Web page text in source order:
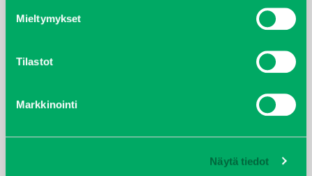
Mieltymykset
Tilastot
Markkinointi
Näytä tiedot
TEKNISET TIEDOT
Hydrostaattinen